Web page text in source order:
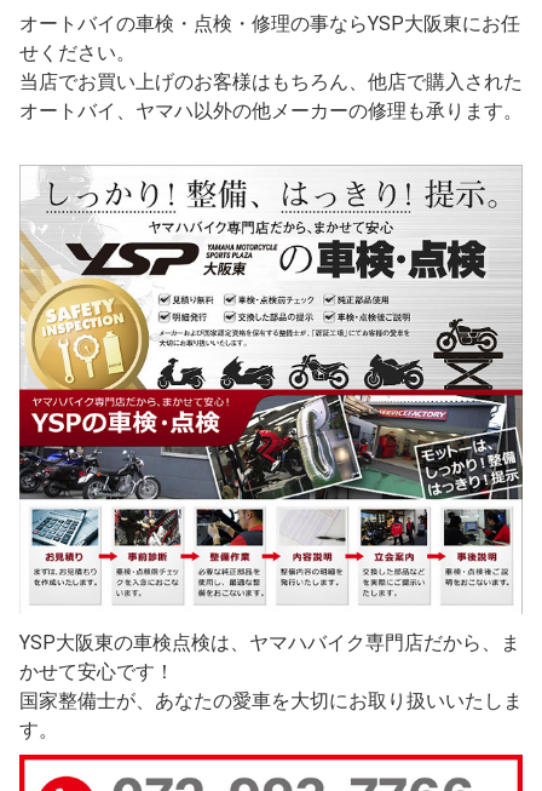
オートバイの車検・点検・修理の事ならYSP大阪東にお任
せください。
当店でお買い上げのお客様はもちろん、他店で購入された
オートバイ、ヤマハ以外の他メーカーの修理も承ります。
YSP大阪東の車検点検は、ヤマハバイク専門店だから、ま
かせて安心です！
国家整備士が、あなたの愛車を大切にお取り扱いいたしま
す。